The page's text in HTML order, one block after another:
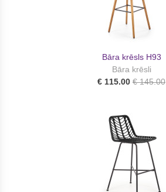
Bāra krēsls H93
Bāra krēsli
€ 115.00 € 145.00